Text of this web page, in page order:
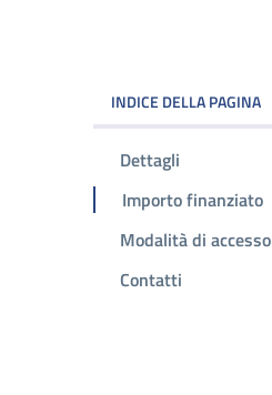
INDICE DELLA PAGINA
Dettagli
Importo finanziato
Modalità di accesso
Contatti